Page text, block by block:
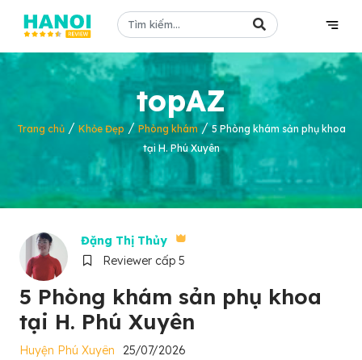
topAZ
Trang chủ/ Khỏe Đẹp / Phòng khám/5 Phòng khám sản phụ khoa
tại H. Phú Xuyên
Đặng Thị Thủy
Reviewer cấp 5
5 Phòng khám sản phụ khoa
tại H. Phú Xuyên
Huyện Phú Xuyên 25/07/2026